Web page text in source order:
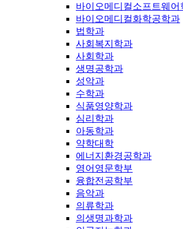
바이오메디컬소프트웨어
바이오메디컬화학공학과
법학과
사회복지학과
사회학과
생명공학과
성악과
수학과
식품영양학과
심리학과
아동학과
약학대학
에너지환경공학과
영어영문학부
융합전공학부
음악과
의류학과
의생명과학과